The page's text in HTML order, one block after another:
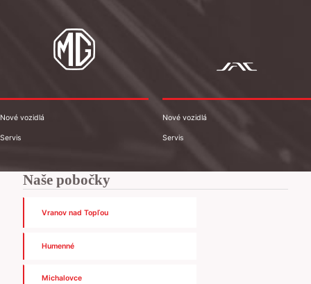
Nové vozidlá
Servis
Nové vozidlá
Servis
Naše pobočky
Vranov nad Topľou
Humenné
Michalovce